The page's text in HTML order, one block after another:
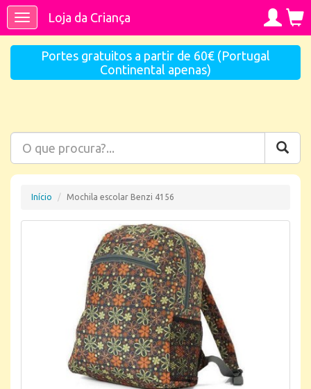
ToggleLoja da Criança
Portes gratuitos a partir de 60€ (Portugal
Continental apenas)
Início Mochila escolar Benzi 4156